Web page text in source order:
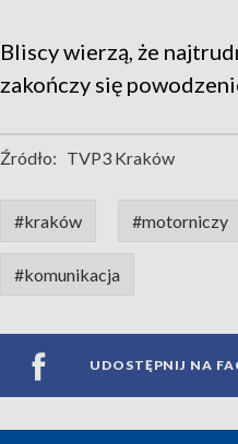
Bliscy wierzą, że
zakończy się
Źródło: TVP3 Kraków
#kraków #motorniczy
#komunikacja
UDOSTĘPNIJ NA